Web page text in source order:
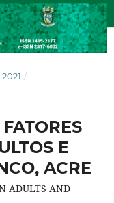
/
E
ACRE
ADULTS AND